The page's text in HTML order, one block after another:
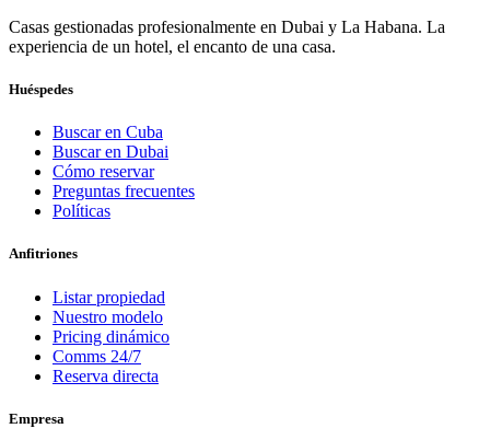
Casas gestionadas profesionalmente en Dubai y La Habana. La
experiencia de un hotel, el encanto de una casa.
Huéspedes
Buscar en Cuba
Buscar en Dubai
Cómo reservar
Preguntas frecuentes
Políticas
Anfitriones
Listar propiedad
Nuestro modelo
Pricing dinámico
Comms 24/7
Reserva directa
Empresa